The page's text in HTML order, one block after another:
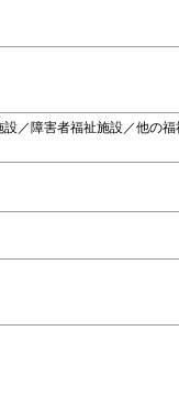
／障害者福祉施設／他の